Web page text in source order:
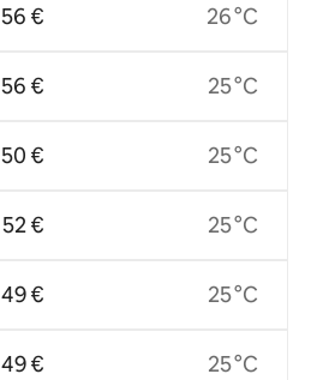
56 €
56 €
50 €
52 €
49 €
49 €
26 °C
25 °C
25 °C
25 °C
25 °C
25 °C